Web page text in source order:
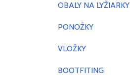
OBALY NA LYŽIARKY
PONOŽKY
VLOŽKY
BOOTFITING